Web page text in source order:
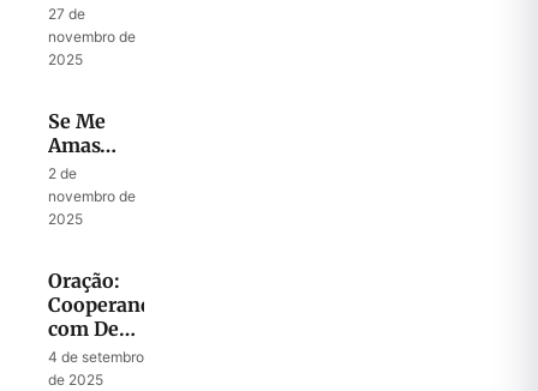
27 de
novembro de
2025
Se Me
Amas…
2 de
novembro de
2025
Oração:
Cooperando
com Deus
para
Liberar
4 de setembro
de 2025